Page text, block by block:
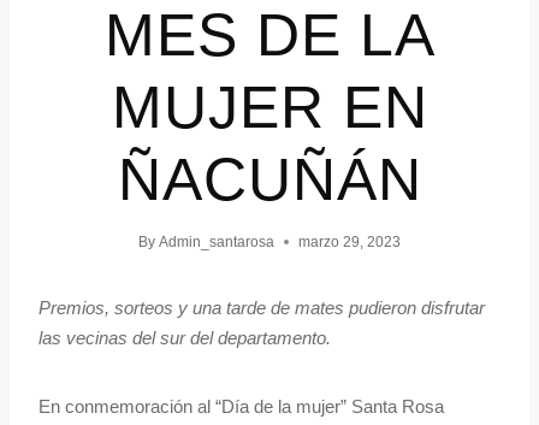
MES DE LA
MUJER EN
ÑACUÑÁN
By Admin_santarosa marzo 29, 2023
Premios, sorteos y una tarde de mates pudieron disfrutar
las vecinas del sur del departamento.
En conmemoración al “Día de la mujer” Santa Rosa